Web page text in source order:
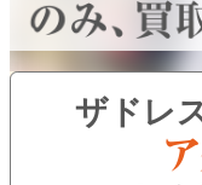
受付時間
ザドレ